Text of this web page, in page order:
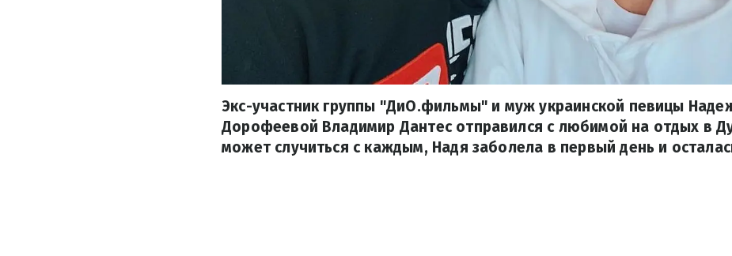
Экс-участник группы "ДиО.фильмы" и муж украинской певицы
Дорофеевой Владимир Дантес отправился с любимой на отдых в
может случиться с каждым, Надя заболела в первый день и